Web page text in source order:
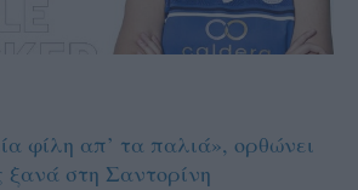
φίλη απ’ τα παλιά», ορθώνει
ξανά στη Σαντορίνη